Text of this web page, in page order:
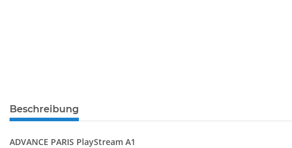
Beschreibung
ADVANCE PARIS PlayStream A1